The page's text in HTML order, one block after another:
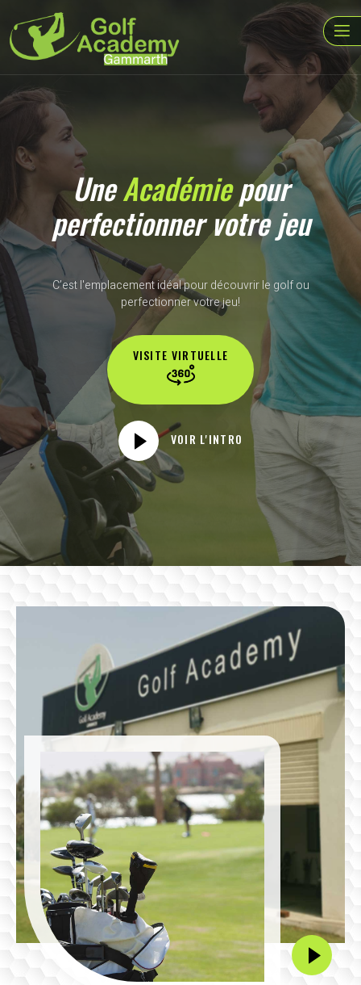
UneAcadémiepour
perfectionner votre jeu
C’est l'emplacement idéal pour découvrir le golf ou
perfectionner votre jeu!
VISITE VIRTUELLE
VOIR L'INTRO